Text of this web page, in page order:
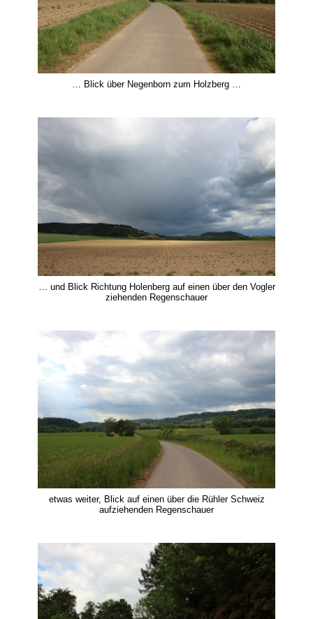
… Blick über Negenborn zum Holzberg …
… und Blick Richtung Holenberg auf einen über den Vogler
ziehenden Regenschauer
etwas weiter, Blick auf einen über die Rühler Schweiz
aufziehenden Regenschauer